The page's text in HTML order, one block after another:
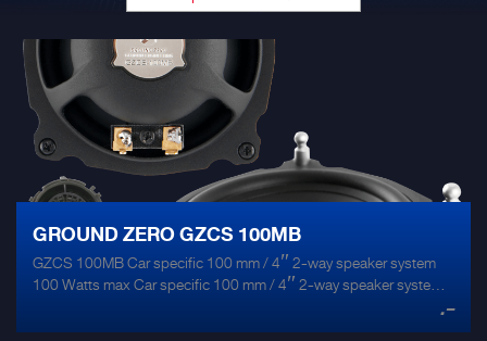
GROUND ZERO GZCS 100MB
GZCS 100MB Car specific 100 mm / 4″ 2-way speaker system
100 Watts max Car specific 100 mm / 4″ 2-way speaker system
cone Rubber surround Aluminum cast housing Neodymium motor
.-